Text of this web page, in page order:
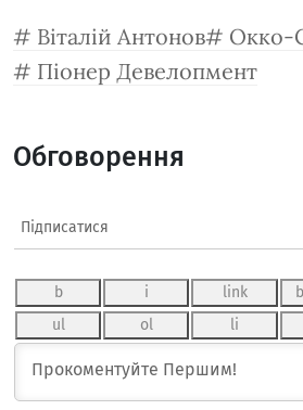
Віталій Антонов
Окко-
Піонер Девелопмент
Обговорення
Підписатися